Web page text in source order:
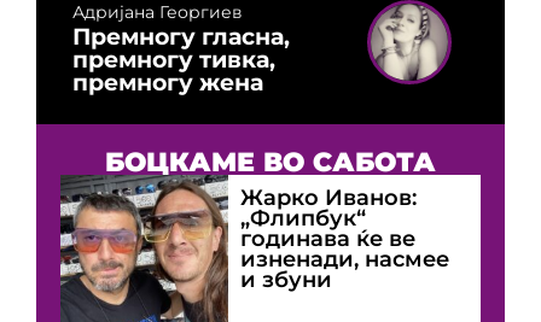
Адријана Георгиев
Премногу гласна,
премногу тивка,
премногу жена
БОЦКАМЕ ВО САБОТА
Жарко Иванов:
„Флипбук“
годинава ќе ве
изненади, насмее
и збуни